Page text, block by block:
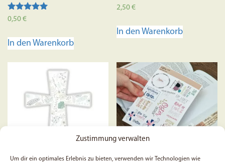
Zustimmung verwalten
Um dir ein optimales Erlebnis zu bieten, verwenden wir Technologien wie
Bewertet mit
5.00
0,50€
In den Warenkorb
2,50€
In den Warenkorb